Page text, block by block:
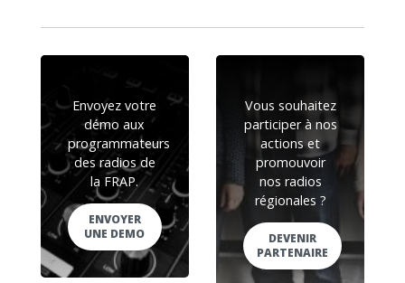
Envoyez votre
démo aux
programmateurs
des radios de
la FRAP.
ENVOYER
UNE DEMO
Vous souhaitez
participer à nos
actions et
promouvoir
nos radios
régionales ?
DEVENIR
PARTENAIRE